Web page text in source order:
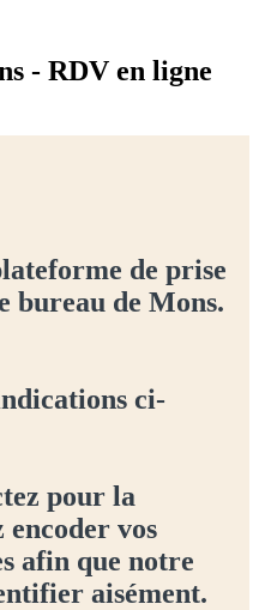
- RDV en ligne
de prise
bureau de Mons.
ci-
pour la
vos
afin que notre
aisément.